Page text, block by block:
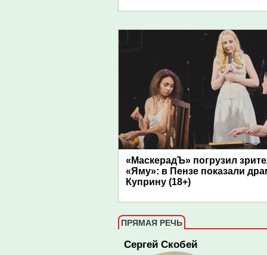
«МаскерадЪ» погрузил
«Яму»: в Пензе показали
Куприну (18+)
ПРЯМАЯ РЕЧЬ
Сергей Скобей